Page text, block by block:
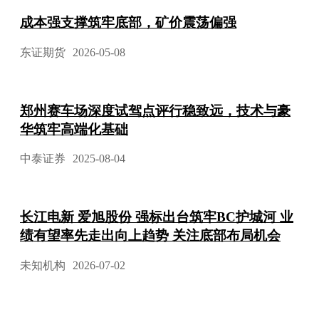
成本强支撑筑牢底部，矿价震荡偏强
东证期货 2026-05-08
郑州赛车场深度试驾点评行稳致远，技术与豪
华筑牢高端化基础
中泰证券 2025-08-04
长江电新 爱旭股份 强标出台筑牢BC护城河 业
绩有望率先走出向上趋势 关注底部布局机会
未知机构 2026-07-02